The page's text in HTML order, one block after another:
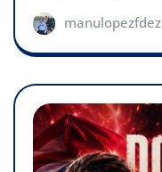
manulopezfdez